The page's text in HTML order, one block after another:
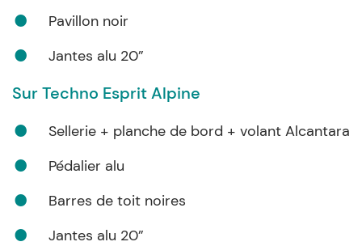
Pavillon noir
Jantes alu 20”
Sur Techno Esprit Alpine
Sellerie + planche de bord + volant Alcantara
Pédalier alu
Barres de toit noires
Jantes alu 20”